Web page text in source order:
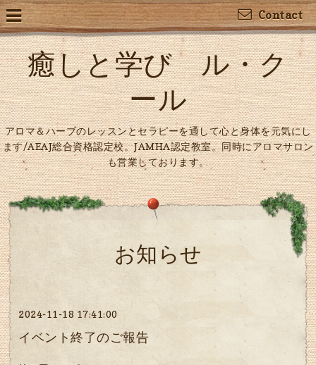
Contact
癒しと学び ル・ク
ール
アロマ＆ハーブのレッスンとセラピーを通して心と身体を元気にし
ます/AEAJ総合資格認定校。JAMHA認定教室。同時にアロマサロン
も営業しております。
お知らせ
2024-11-18 17:41:00
イベント終了のご報告